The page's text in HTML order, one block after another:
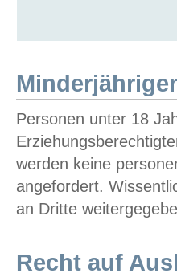
Personen unter 18
werden keine
angefordert.
an Dritte
Recht auf